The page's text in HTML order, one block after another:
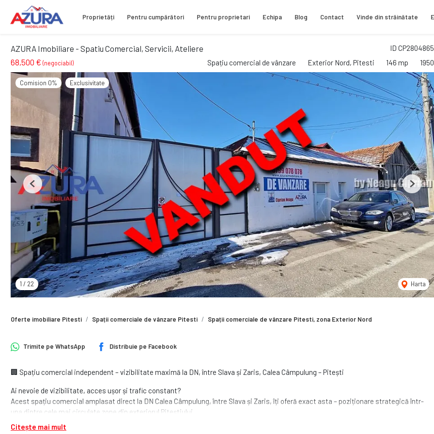
Proprietăți Pentru cumpărători Pentru proprietari Echipa Blog Contact Vinde din străinătate
ID CP2804865
AZURA Imobiliare - Spatiu Comercial, Servicii, Ateliere
68,500 € (negociabil) Spațiu comercial de vânzare Exterior Nord, Pitesti 146 mp 1950
Comision 0% Exclusivitate
1 / 22 Harta
Previous Next
Oferte imobiliare Pitesti Spații comerciale de vânzare Pitesti Spații comerciale de vânzare Pitesti, zona Exterior Nord
Trimite pe WhatsApp Distribuie pe Facebook
🏢 Spațiu comercial independent – vizibilitate maximă la DN, între Slava și Zaris, Calea Câmpulung – Pitești
Ai nevoie de vizibilitate, acces ușor și trafic constant?
Acest spațiu comercial amplasat direct la DN Calea Câmpulung, între Slava și Zaris, îți oferă exact asta – poziționare strategică într-
una dintre cele mai circulate zone din exteriorul Piteștiului.
Clădirea este independentă, cu teren generos (530 mp) și o suprafață utilă de 146 mp, compartimentată parțial – perfectă pentru
Citește mai mult